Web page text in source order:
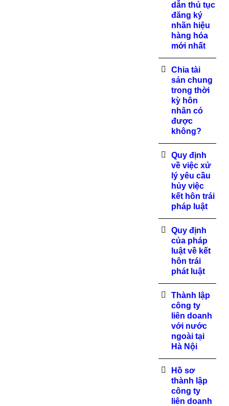
dẫn thủ tục
đăng ký
nhãn hiệu
hàng hóa
mới nhất
Chia tài
sản chung
trong thời
kỳ hôn
nhân có
được
không?
Quy định
về việc xử
lý yêu cầu
hủy việc
kết hôn trái
pháp luật
Quy định
của pháp
luật về kết
hôn trái
phát luật
Thành lập
công ty
liên doanh
với nước
ngoài tại
Hà Nội
Hồ sơ
thành lập
công ty
liên doanh